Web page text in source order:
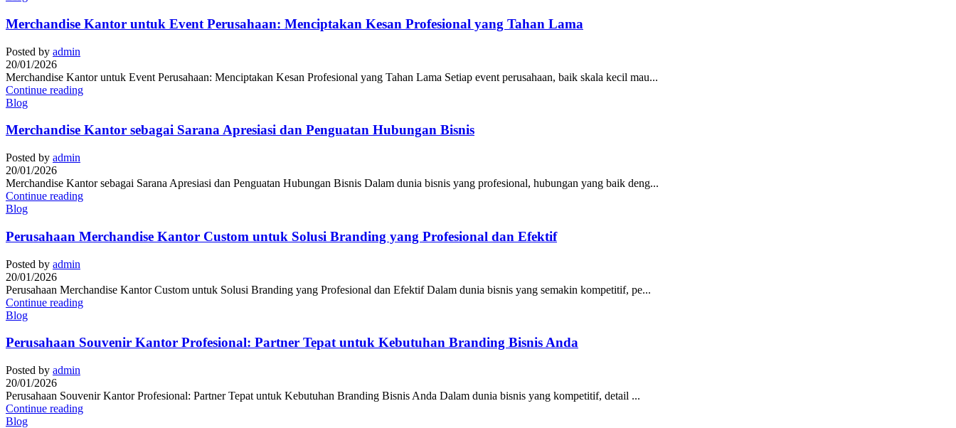
Merchandise Kantor untuk Event Perusahaan: Menciptakan Kesan Profesional yang Tahan Lama
Posted by admin
20/01/2026
Merchandise Kantor untuk Event Perusahaan: Menciptakan Kesan Profesional yang Tahan Lama Setiap event perusahaan, baik skala kecil mau...
Continue reading
Blog
Merchandise Kantor sebagai Sarana Apresiasi dan Penguatan Hubungan Bisnis
Posted by admin
20/01/2026
Merchandise Kantor sebagai Sarana Apresiasi dan Penguatan Hubungan Bisnis Dalam dunia bisnis yang profesional, hubungan yang baik deng...
Continue reading
Blog
Perusahaan Merchandise Kantor Custom untuk Solusi Branding yang Profesional dan Efektif
Posted by admin
20/01/2026
Perusahaan Merchandise Kantor Custom untuk Solusi Branding yang Profesional dan Efektif Dalam dunia bisnis yang semakin kompetitif, pe...
Continue reading
Blog
Perusahaan Souvenir Kantor Profesional: Partner Tepat untuk Kebutuhan Branding Bisnis Anda
Posted by admin
20/01/2026
Perusahaan Souvenir Kantor Profesional: Partner Tepat untuk Kebutuhan Branding Bisnis Anda Dalam dunia bisnis yang kompetitif, detail ...
Continue reading
Blog